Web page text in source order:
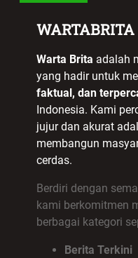
WARTABRITA
Warta Brita adalah
yang hadir untuk
faktual, dan
Indonesia. Kami
jujur dan akurat
membangun
cerdas.
Berdiri dengan
kami berkomitmen
berbagai kategori
Berita Terkini